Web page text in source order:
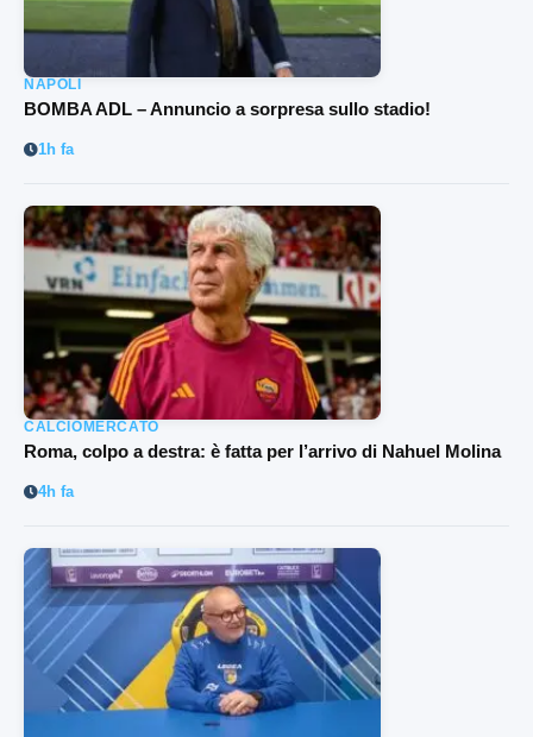
NAPOLI
BOMBA ADL – Annuncio a sorpresa sullo stadio!
1h fa
CALCIOMERCATO
Roma, colpo a destra: è fatta per l’arrivo di Nahuel Molina
4h fa